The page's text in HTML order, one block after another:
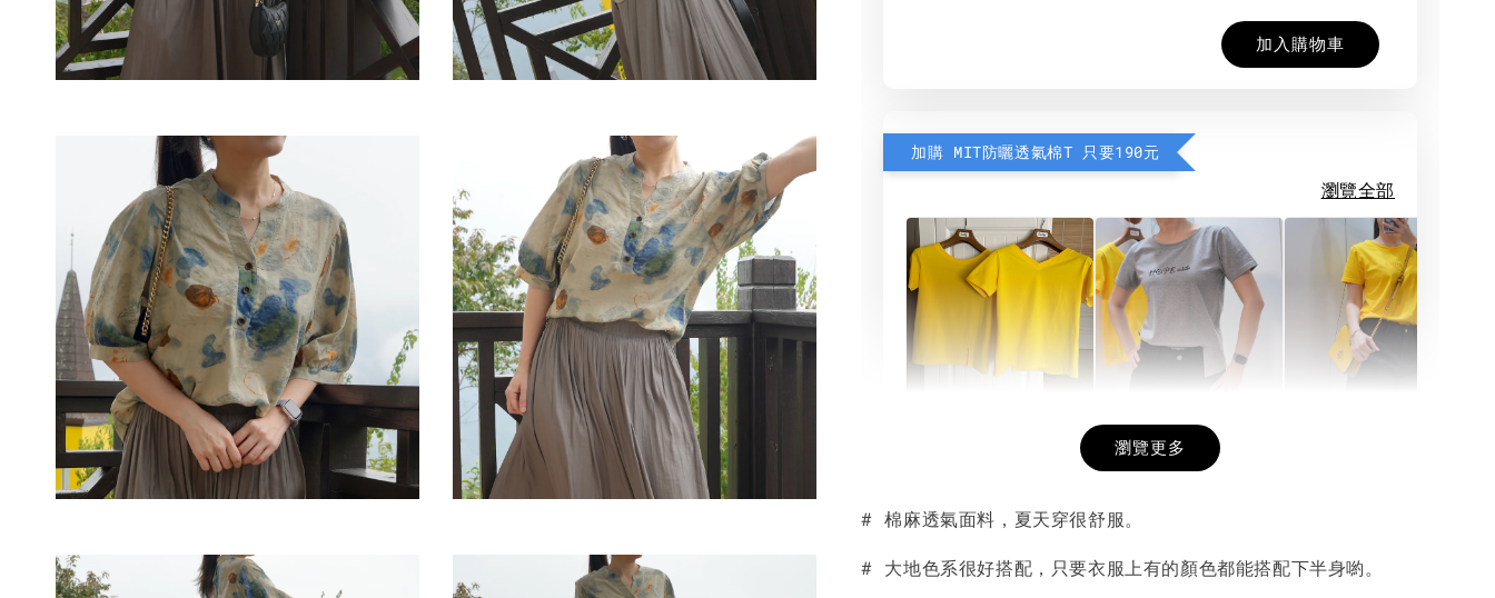
加入購物車
加購 MIT防曬透氣棉T 只要190元
瀏覽全部
NT$ 190
NT$ 450
- +
希望相隨雙面T
NT$ 190
NT$ 450
NT$ 450
瀏覽更多
# 棉麻透氣面料，夏天穿很舒服。
# 大地色系很好搭配，只要衣服上有的顏色都能搭配下半身喲。